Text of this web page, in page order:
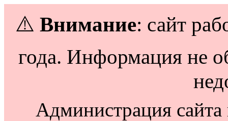
⚠️ Внимание: сайт
года. Информация не
Администрация сайта